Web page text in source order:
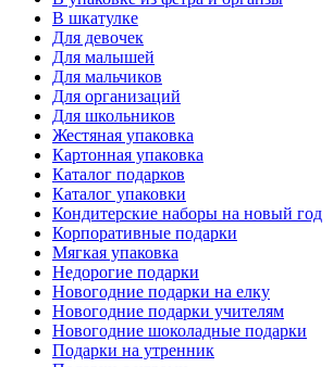
В шкатулке
Для девочек
Для малышей
Для мальчиков
Для организаций
Для школьников
Жестяная упаковка
Картонная упаковка
Каталог подарков
Каталог упаковки
Кондитерские наборы на новый год
Корпоративные подарки
Мягкая упаковка
Недорогие подарки
Новогодние подарки на елку
Новогодние подарки учителям
Новогодние шоколадные подарки
Подарки на утренник